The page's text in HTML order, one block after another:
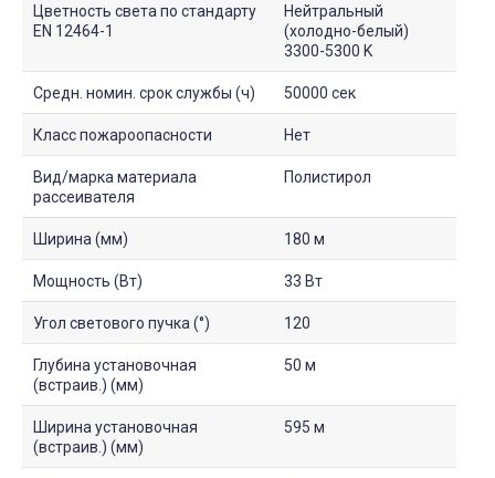
Цветность света по стандарту
EN 12464-1
Нейтральный
(холодно-белый)
3300-5300 K
Средн. номин. срок службы (ч) 50000 сек
Класс пожароопасности Нет
Вид/марка материала
рассеивателя
Полистирол
Ширина (мм) 180 м
Мощность (Вт) 33 Вт
Угол светового пучка (°) 120
Глубина установочная
(встраив.) (мм)
50 м
Ширина установочная
(встраив.) (мм)
595 м